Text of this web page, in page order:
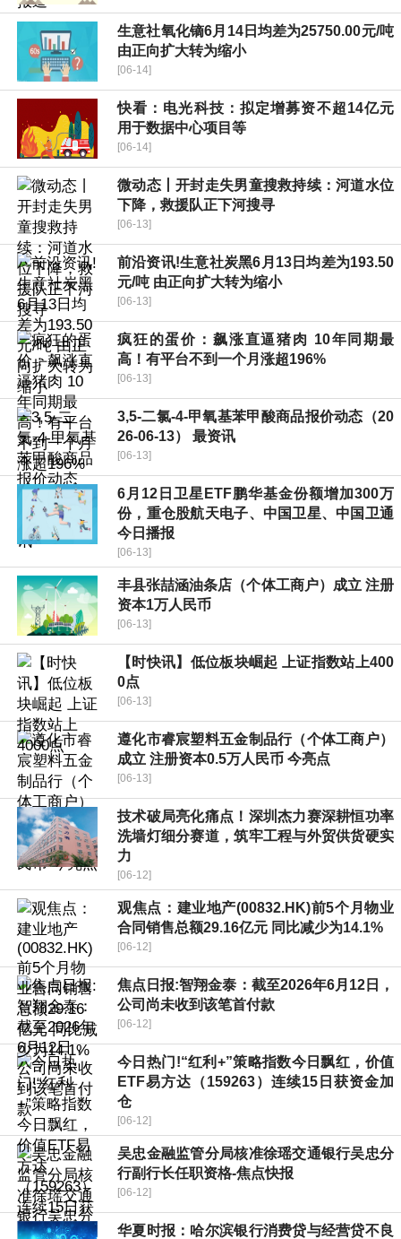
生意社氧化镝6月14日均差为25750.00元/吨
由正向扩大转为缩小
[06-14]
快看：电光科技：拟定增募资不超14亿元
用于数据中心项目等
[06-14]
微动态丨开封走失男童搜救持续：河道水位
下降，救援队正下河搜寻
[06-13]
前沿资讯!生意社炭黑6月13日均差为193.50
元/吨 由正向扩大转为缩小
[06-13]
疯狂的蛋价：飙涨直逼猪肉 10年同期最
高！有平台不到一个月涨超196%
[06-13]
3,5-二氯-4-甲氧基苯甲酸商品报价动态（20
26-06-13） 最资讯
[06-13]
6月12日卫星ETF鹏华基金份额增加300万
份，重仓股航天电子、中国卫星、中国卫通
今日播报
[06-13]
丰县张喆涵油条店（个体工商户）成立 注册
资本1万人民币
[06-13]
【时快讯】低位板块崛起 上证指数站上400
0点
[06-13]
遵化市睿宸塑料五金制品行（个体工商户）
成立 注册资本0.5万人民币 今亮点
[06-13]
技术破局亮化痛点！深圳杰力赛深耕恒功率
洗墙灯细分赛道，筑牢工程与外贸供货硬实
力
[06-12]
观焦点：建业地产(00832.HK)前5个月物业
合同销售总额29.16亿元 同比减少为14.1%
[06-12]
焦点日报:智翔金泰：截至2026年6月12日，
公司尚未收到该笔首付款
[06-12]
今日热门!“红利+”策略指数今日飘红，价值
ETF易方达（159263）连续15日获资金加
仓
[06-12]
吴忠金融监管分局核准徐瑶交通银行吴忠分
行副行长任职资格-焦点快报
[06-12]
华夏时报：哈尔滨银行消费贷与经营贷不良